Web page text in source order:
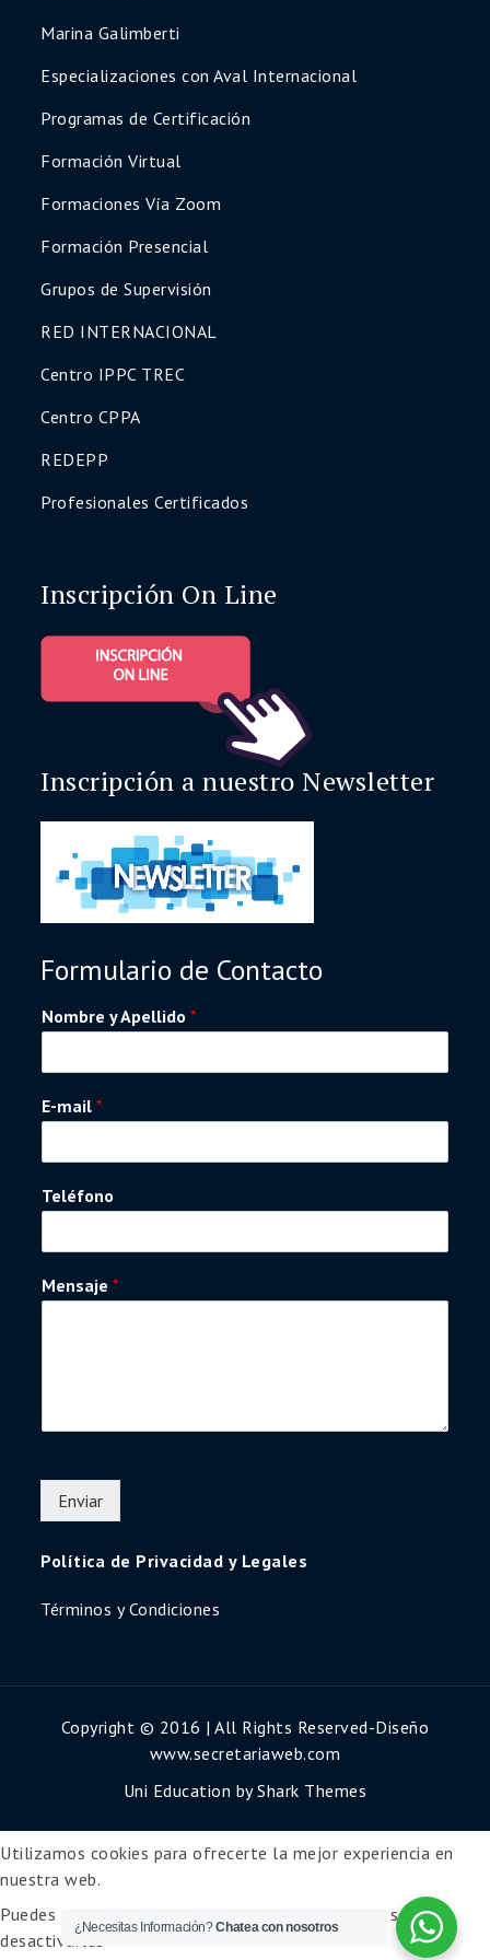
Marina Galimberti
Especializaciones con Aval Internacional
Programas de Certificación
Formación Virtual
Formaciones Vía Zoom
Formación Presencial
Grupos de Supervisión
RED INTERNACIONAL
Centro IPPC TREC
Centro CPPA
REDEPP
Profesionales Certificados
Inscripción On Line
Inscripción a nuestro Newsletter
Formulario de Contacto
Nombre y Apellido*
E-mail*
Teléfono
Mensaje*
Enviar
Política de Privacidad y Legales
Términos y Condiciones
Copyright © 2016 | All Rights Reserved-Diseño
www.secretariaweb.com
Uni Education byShark Themes
Utilizamos cookies para ofrecerte la mejor experiencia en
nuestra web.
Puedes aprender más sobre qué cookies utilizamos o
desactivarlas
¿Necesitas Información?Chatea con nosotros
3️⃣Diplomado en Selección de Personal y
con materiales actualizados y certificados
desarrollo profesional
👉 ¡Quiero inscribirme